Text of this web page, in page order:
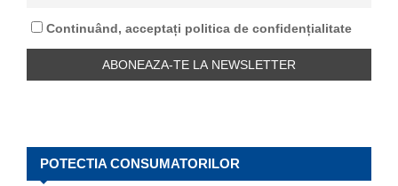
H
Continuând, acceptați politica de confidențialitate
POTECTIA CONSUMATORILOR